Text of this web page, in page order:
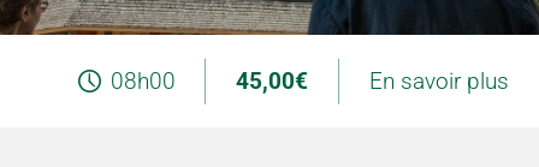
08h00 45,00€ En savoir plus